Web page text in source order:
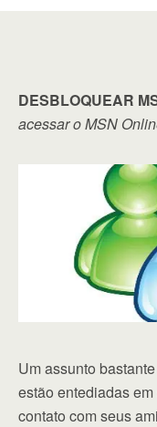
DESBLOQUEAR
acessar o MSN
Um assunto
estão entediadas
contato com seus